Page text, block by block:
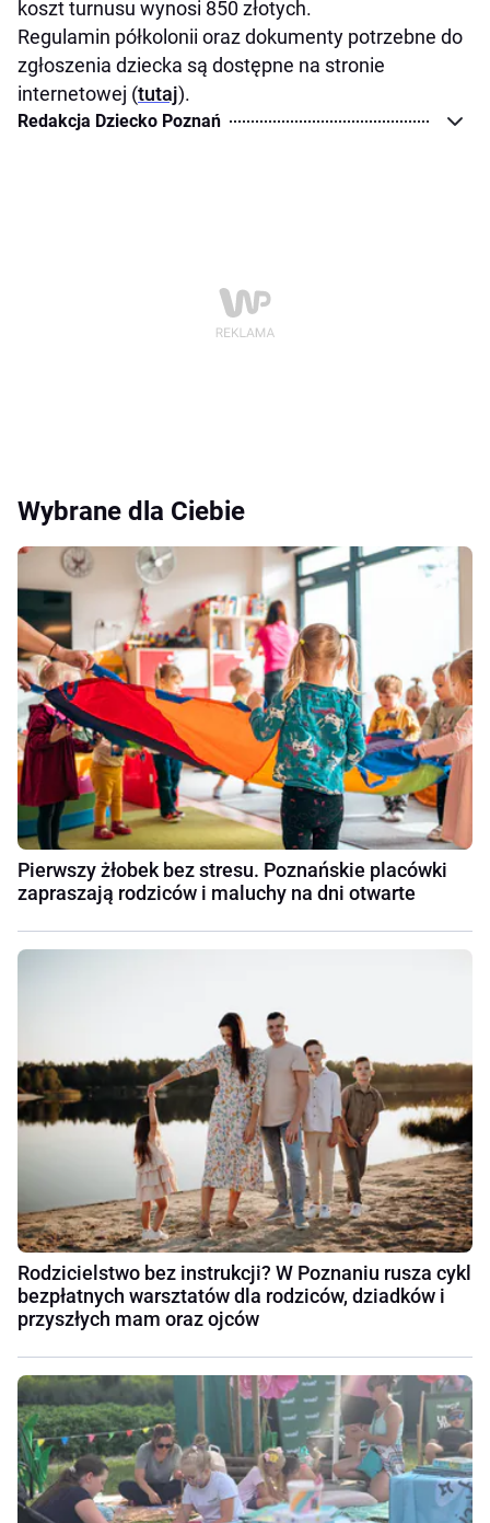
koszt turnusu wynosi 850 złotych.
Regulamin półkolonii oraz dokumenty potrzebne do
zgłoszenia dziecka są dostępne na stronie
internetowej (tutaj).
Redakcja Dziecko Poznań
Wybrane dla Ciebie
Pierwszy żłobek bez stresu. Poznańskie placówki
zapraszają rodziców i maluchy na dni otwarte
Rodzicielstwo bez instrukcji? W Poznaniu rusza cykl
bezpłatnych warsztatów dla rodziców, dziadków i
przyszłych mam oraz ojców